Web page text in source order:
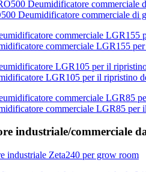
Deumidificatore commerciale di
commerciale LGR155 per
LGR105 per il ripristino
commerciale LGR85 per
industriale/commerciale